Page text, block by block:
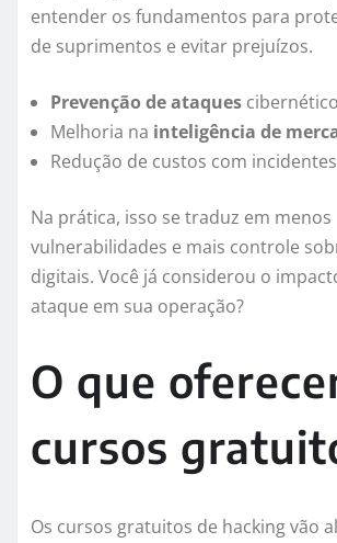
entender os fundamentos para
de suprimentos e evitar prejuízos.
Prevenção de ataques
Melhoria na inteligência de
Redução de custos com incidentes
Na prática, isso se traduz em menos
vulnerabilidades e mais controle
digitais. Você já considerou o
ataque em sua operação?
O que
cursos
Os cursos gratuitos de hacking vão